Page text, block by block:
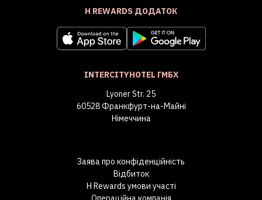
H REWARDS ДОДАТОК
INTERCITYHOTEL ГМБХ
Lyoner Str. 25
60528 Франкфурт-на-Майні
Німеччина
Заява про конфіденційність
Відбиток
H Rewards умови участі